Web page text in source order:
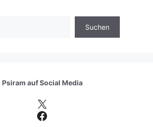
Suchen
Psiram aufSocial Media
X
Facebook